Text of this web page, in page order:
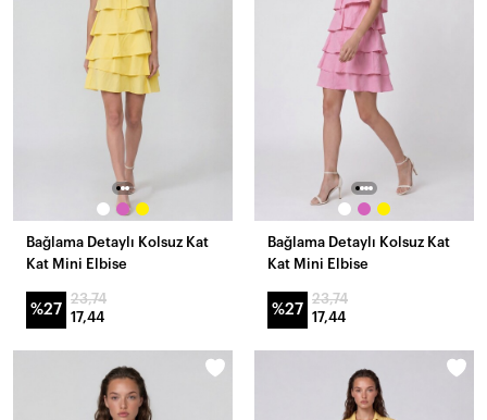
Bağlama Detaylı Kolsuz Kat
Kat Mini Elbise
%27
23,74
17,44
Bağlama Detaylı Kolsuz Kat
Kat Mini Elbise
%27
23,74
17,44